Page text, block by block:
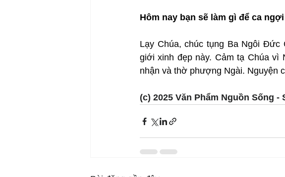
Hôm nay bạn sẽ làm gì để ca
Lạy Chúa, chúc tụng Ba Ngôi
giới xinh đẹp này. Cảm tạ Chúa vì
nhận và thờ phượng Ngài. Nguyện
(c) 2025 Văn Phẩm Nguồn Sống